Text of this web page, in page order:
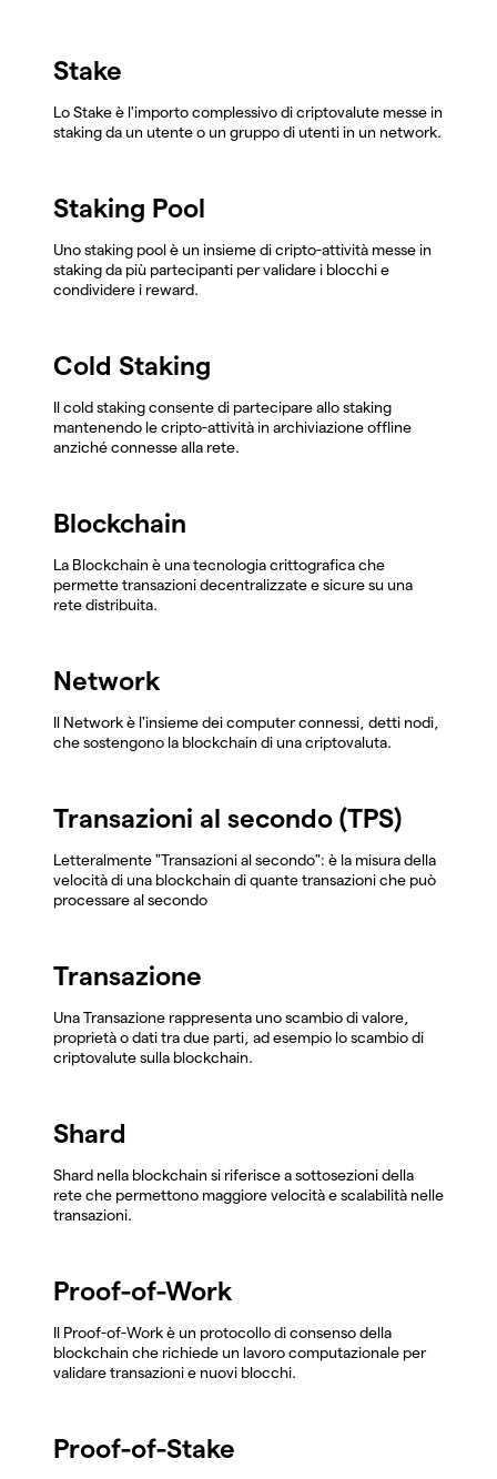
Stake
Lo Stake è l'importo complessivo di criptovalute messe in
staking da un utente o un gruppo di utenti in un network.
Staking Pool
Uno staking pool è un insieme di cripto-attività messe in
staking da più partecipanti per validare i blocchi e
condividere i reward.
Cold Staking
Il cold staking consente di partecipare allo staking
mantenendo le cripto-attività in archiviazione offline
anziché connesse alla rete.
Blockchain
La Blockchain è una tecnologia crittografica che
permette transazioni decentralizzate e sicure su una
rete distribuita.
Network
Il Network è l'insieme dei computer connessi, detti nodi,
che sostengono la blockchain di una criptovaluta.
Transazioni al secondo (TPS)
Letteralmente "Transazioni al secondo": è la misura della
velocità di una blockchain di quante transazioni che può
processare al secondo
Transazione
Una Transazione rappresenta uno scambio di valore,
proprietà o dati tra due parti, ad esempio lo scambio di
criptovalute sulla blockchain.
Shard
Shard nella blockchain si riferisce a sottosezioni della
rete che permettono maggiore velocità e scalabilità nelle
transazioni.
Proof-of-Work
Il Proof-of-Work è un protocollo di consenso della
blockchain che richiede un lavoro computazionale per
validare transazioni e nuovi blocchi.
Proof-of-Stake